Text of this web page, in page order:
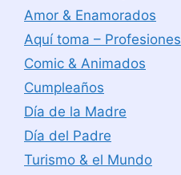
Amor & Enamorados
Aquí toma – Profesiones
Comic & Animados
Cumpleaños
Día de la Madre
Día del Padre
Turismo & el Mundo